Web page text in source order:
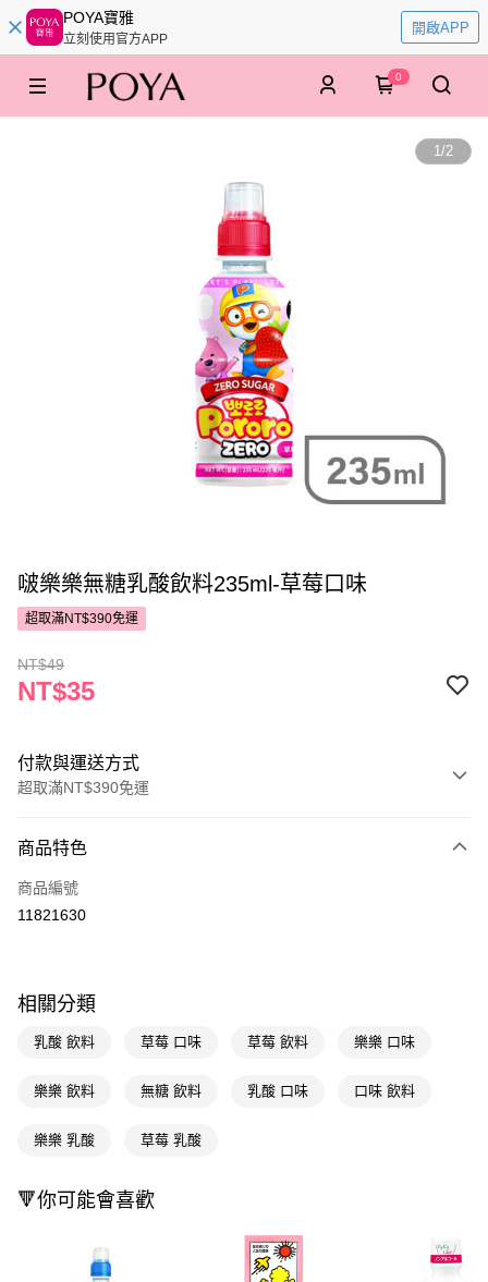
POYA寶雅
立刻使用官方APP
開啟APP
0
1/2
啵樂樂無糖乳酸飲料235ml-草莓口味
超取滿NT$390免運
NT$49
NT$35
付款與運送方式
超取滿NT$390免運
POYA支付
信用卡一次付款
悠遊付
Google Pay
相關說明
AFTEE先享後付是「在收到商品之後才付款」的支付方式。 讓您購物簡單
便利好安心！
商品特色
商品編號
11821630
相關分類
乳酸 飲料 草莓 口味 草莓 飲料 樂樂 口味
樂樂 飲料 無糖 飲料 乳酸 口味 口味 飲料
樂樂 乳酸 草莓 乳酸
🔻你可能會喜歡